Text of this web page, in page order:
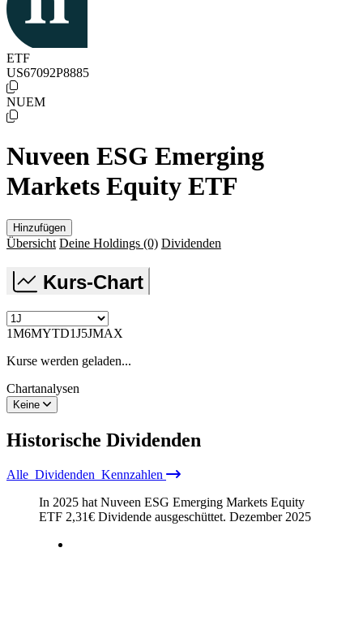
ETF
US67092P8885
NUEM
Nuveen ESG Emerging
Markets Equity ETF
Hinzufügen
Übersicht Deine Holdings (0) Dividenden
Kurs-Chart
1M6MYTD1J5JMAX
Kurse werden geladen...
Chartanalysen
Keine
Historische Dividenden
Alle Dividenden Kennzahlen
In 2025 hat Nuveen ESG Emerging Markets Equity
ETF 2,31€ Dividende ausgeschüttet. Dezember 2025